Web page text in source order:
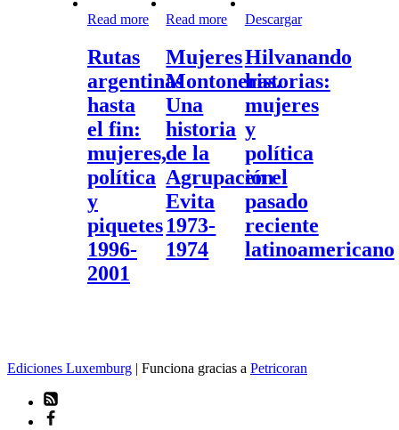
Rutas
hasta
el
fin:
mujeres,
política
y
piquetes
1996-
2001
Read more
Rutas
argentinas
hasta
el fin:
mujeres,
política
y
piquetes
1996-
2001
Mujeres
Una
historia
de
la
Agrupación
Evita
1973-
1974
Read more
Mujeres
Montoneras.
Una
historia
de la
Agrupación
Evita
1973-
1974
Hilvanando
mujeres
y
política
el
pasado
reciente
latinoamericano
Descargar
Hilvanando
historias:
mujeres
y
política
en el
pasado
reciente
latinoamericano
Ediciones Luxemburg | Funciona gracias a Petricoran